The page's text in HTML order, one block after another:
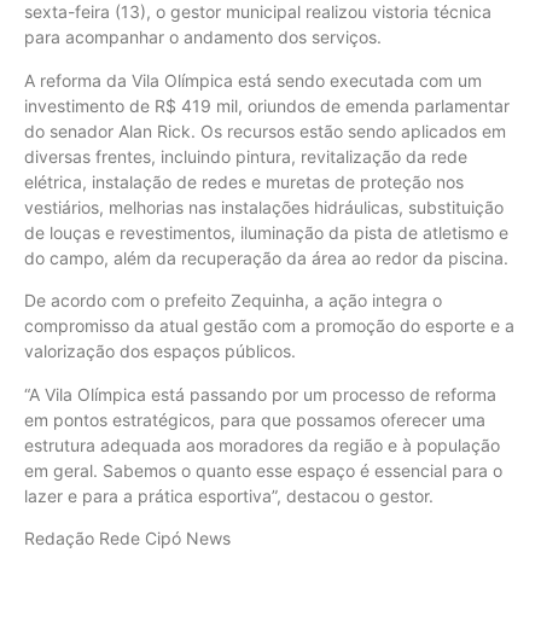
sexta-feira (13), o gestor municipal realizou vistoria técnica
para acompanhar o andamento dos serviços.
A reforma da Vila Olímpica está sendo executada com um
investimento de R$ 419 mil, oriundos de emenda parlamentar
do senador Alan Rick. Os recursos estão sendo aplicados em
diversas frentes, incluindo pintura, revitalização da rede
elétrica, instalação de redes e muretas de proteção nos
vestiários, melhorias nas instalações hidráulicas, substituição
de louças e revestimentos, iluminação da pista de atletismo e
do campo, além da recuperação da área ao redor da piscina.
De acordo com o prefeito Zequinha, a ação integra o
compromisso da atual gestão com a promoção do esporte e a
valorização dos espaços públicos.
“A Vila Olímpica está passando por um processo de reforma
em pontos estratégicos, para que possamos oferecer uma
estrutura adequada aos moradores da região e à população
em geral. Sabemos o quanto esse espaço é essencial para o
lazer e para a prática esportiva”, destacou o gestor.
Redação Rede Cipó News